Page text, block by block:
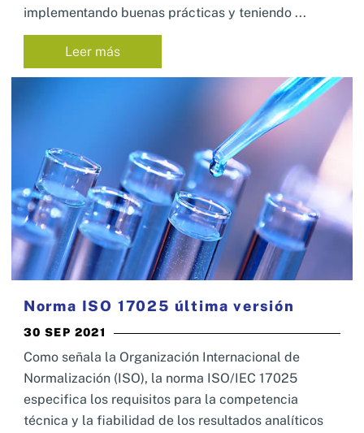
implementando buenas prácticas y teniendo ...
Leer más
Norma ISO 17025 última versión
30 SEP 2021
Como señala la Organización Internacional de
Normalización (ISO), la norma ISO/IEC 17025
especifica los requisitos para la competencia
técnica y la fiabilidad de los resultados analíticos